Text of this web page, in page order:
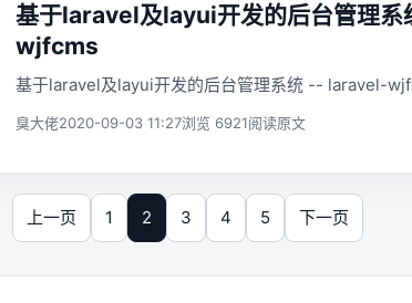
基于laravel及layui开发的后台管理
wjfcms
基于laravel及layui开发的后台管理系统 -- laravel-
臭大佬2020-09-03 11:27浏览 6921阅读原文
上一页 1 2 3 4 5 下一页